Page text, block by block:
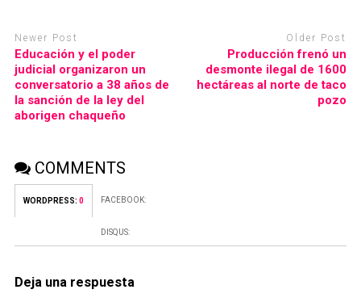
Newer Post
Educación y el poder
judicial organizaron un
conversatorio a 38 años de
la sanción de la ley del
aborigen chaqueño
Older Post
Producción frenó un
desmonte ilegal de 1600
hectáreas al norte de taco
pozo
COMMENTS
WORDPRESS: 0 FACEBOOK:
DISQUS:
Deja una respuesta